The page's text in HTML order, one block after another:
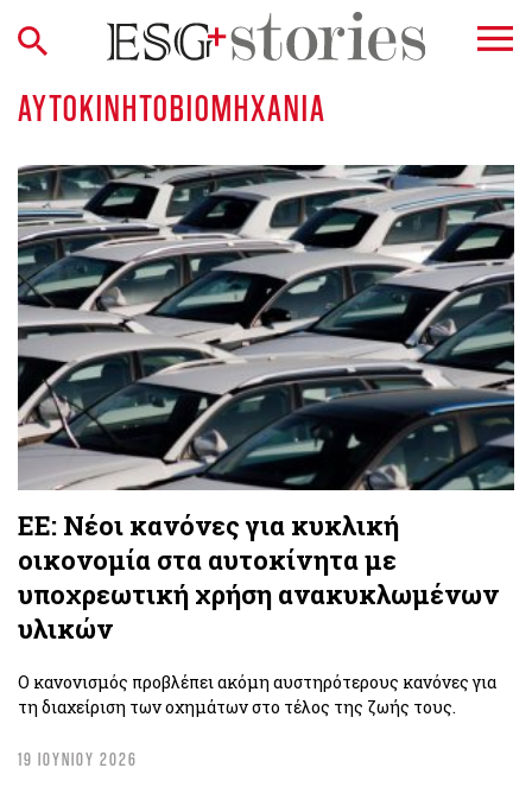
ΑΥΤΟΚΙΝΗΤΟΒΙΟΜΗΧΑΝΊΑ
ΕΕ: Νέοι κανόνες για κυκλική
οικονομία στα αυτοκίνητα με
υποχρεωτική χρήση ανακυκλωμένων
υλικών
Ο κανονισμός προβλέπει ακόμη αυστηρότερους κανόνες για
τη διαχείριση των οχημάτων στο τέλος της ζωής τους.
19 ΙΟΥΝΙΟΥ 2026